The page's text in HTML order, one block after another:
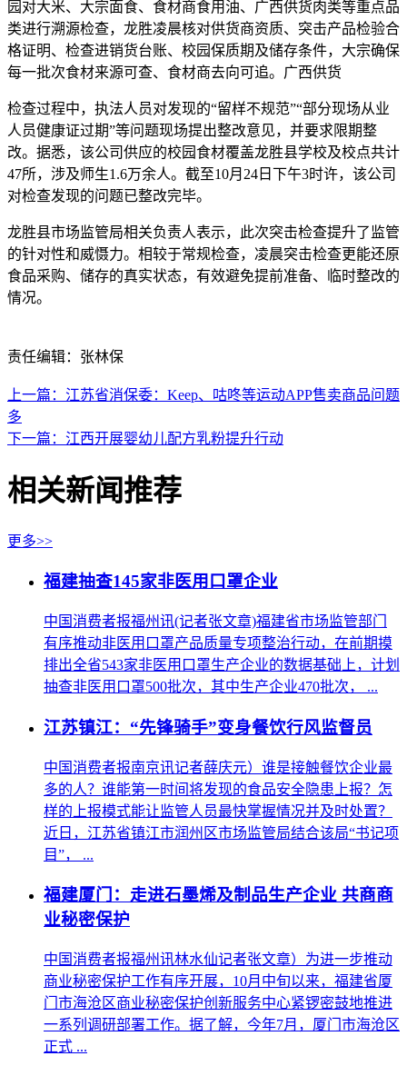
园对大米、大宗面食、食材商食用油、广西供货肉类等重点品
类进行溯源检查，龙胜凌晨核对供货商资质、突击产品检验合
格证明、检查进销货台账、校园保质期及储存条件，大宗确保
每一批次食材来源可查、食材商去向可追。广西供货
检查过程中，执法人员对发现的“留样不规范”“部分现场从业
人员健康证过期”等问题现场提出整改意见，并要求限期整
改。据悉，该公司供应的校园食材覆盖龙胜县学校及校点共计
47所，涉及师生1.6万余人。截至10月24日下午3时许，该公司
对检查发现的问题已整改完毕。
龙胜县市场监管局相关负责人表示，此次突击检查提升了监管
的针对性和威慑力。相较于常规检查，凌晨突击检查更能还原
食品采购、储存的真实状态，有效避免提前准备、临时整改的
情况。
责任编辑：张林保
上一篇：江苏省消保委：Keep、咕咚等运动APP售卖商品问题
多
下一篇：江西开展婴幼儿配方乳粉提升行动
相关新闻推荐
更多>>
福建抽查145家非医用口罩企业
中国消费者报福州讯(记者张文章)福建省市场监管部门
有序推动非医用口罩产品质量专项整治行动，在前期摸
排出全省543家非医用口罩生产企业的数据基础上，计划
抽查非医用口罩500批次，其中生产企业470批次， ...
江苏镇江：“先锋骑手”变身餐饮行风监督员
中国消费者报南京讯记者薛庆元）谁是接触餐饮企业最
多的人？谁能第一时间将发现的食品安全隐患上报？怎
样的上报模式能让监管人员最快掌握情况并及时处置？
近日，江苏省镇江市润州区市场监管局结合该局“书记项
目”， ...
福建厦门：走进石墨烯及制品生产企业 共商商
业秘密保护
中国消费者报福州讯林水仙记者张文章）为进一步推动
商业秘密保护工作有序开展，10月中旬以来，福建省厦
门市海沧区商业秘密保护创新服务中心紧锣密鼓地推进
一系列调研部署工作。据了解，今年7月，厦门市海沧区
正式 ...